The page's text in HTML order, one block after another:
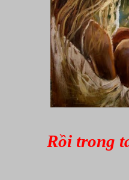
Rồi trong